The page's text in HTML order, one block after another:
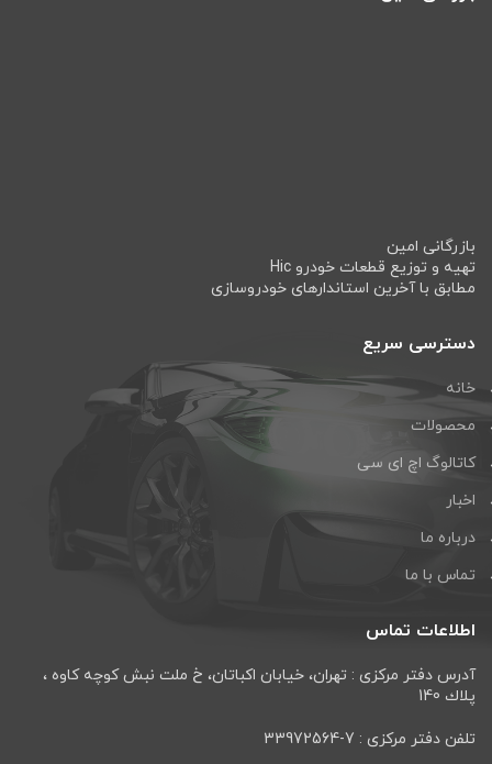
بازرگانی امین
تهیه و توزیع قطعات خودرو Hic
مطابق با آخرین استاندارهای خودروسازی
دسترسی سریع
خانه
محصولات
کاتالوگ اچ ای سی
اخبار
درباره ما
تماس با ما
اطلاعات تماس
آدرس دفتر مرکزی : تهران، خيابان اكباتان، خ ملت نبش كوچه كاوه ،
پلاك 140
تلفن دفتر مرکزی : 7-33972564